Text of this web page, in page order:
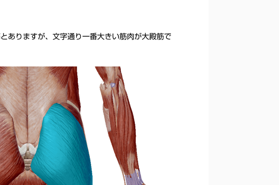
ありますが、文字通り一番大きい筋肉が大殿筋で